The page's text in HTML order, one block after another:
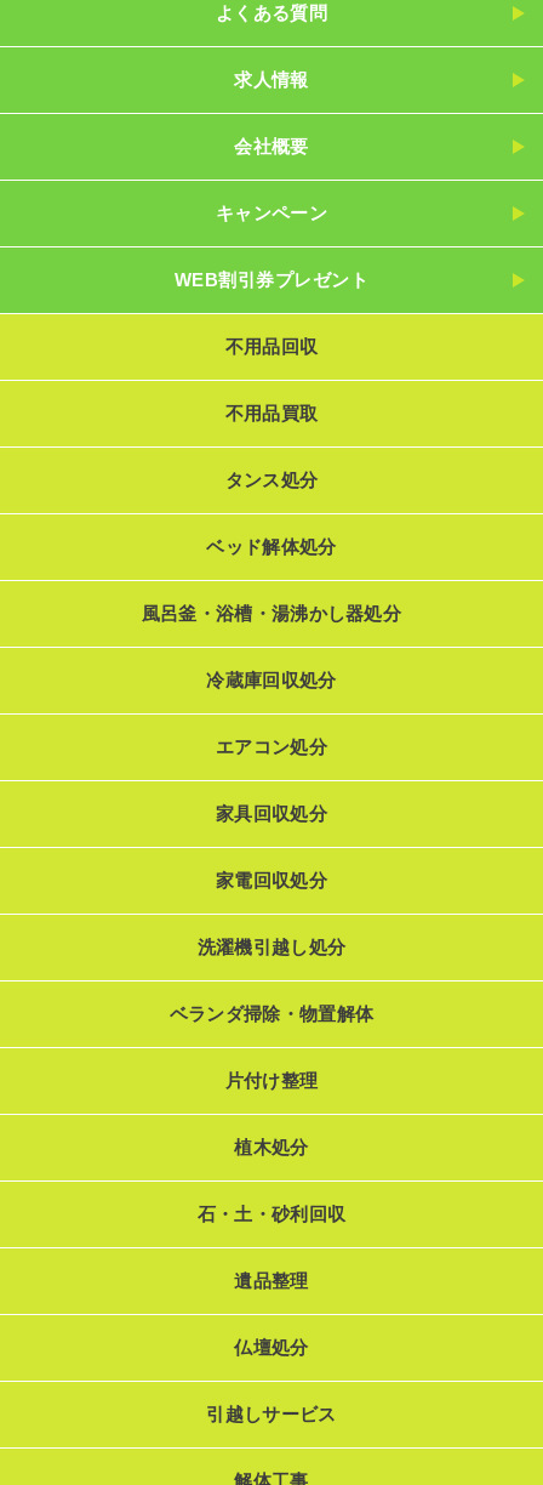
よくある質問
求人情報
会社概要
キャンペーン
WEB割引券プレゼント
不用品回収
不用品買取
タンス処分
ベッド解体処分
風呂釜・浴槽・湯沸かし器処分
冷蔵庫回収処分
エアコン処分
家具回収処分
家電回収処分
洗濯機引越し処分
ベランダ掃除・物置解体
片付け整理
植木処分
石・土・砂利回収
遺品整理
仏壇処分
引越しサービス
解体工事